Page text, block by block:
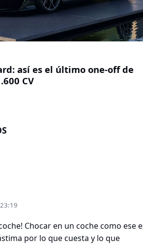
así es el último one-off de
CV
Chocar en un coche como ese
por lo que cuesta y lo que